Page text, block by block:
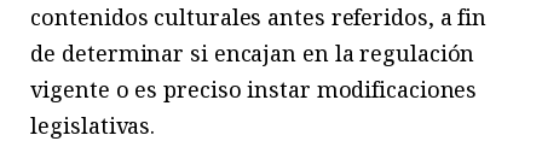
contenidos culturales antes referidos, a fin
de determinar si encajan en la regulación
vigente o es preciso instar modificaciones
legislativas.